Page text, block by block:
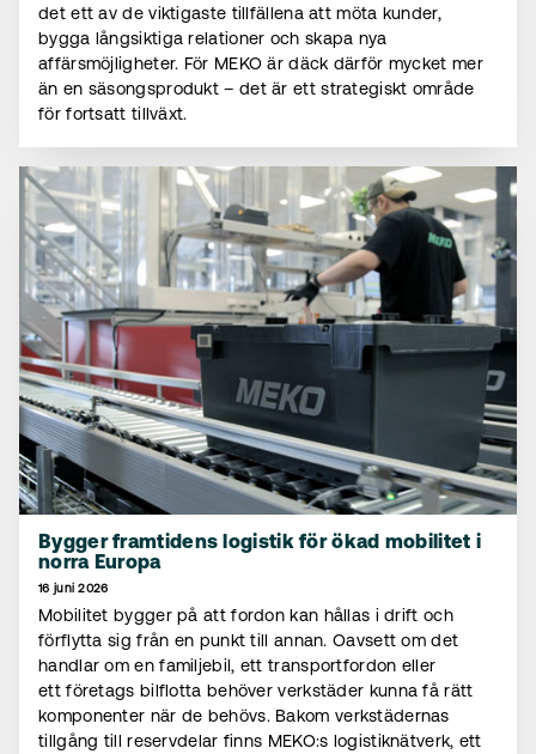
det ett av de viktigaste tillfällena att möta kunder,
bygga långsiktiga relationer och skapa nya
affärsmöjligheter. För MEKO är däck därför mycket mer
än en säsongsprodukt – det är ett strategiskt område
för fortsatt tillväxt.
Bygger framtidens logistik för ökad mobilitet i
norra Europa
16 juni 2026
Mobilitet bygger på att fordon kan hållas i drift och
förflytta sig från en punkt till annan. Oavsett om det
handlar om en familjebil, ett transportfordon eller
ett företags bilflotta behöver verkstäder kunna få rätt
komponenter när de behövs. Bakom verkstädernas
tillgång till reservdelar finns MEKO:s logistiknätverk, ett